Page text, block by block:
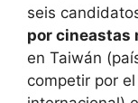
seis
por cineastas
en Taiwán
competir por